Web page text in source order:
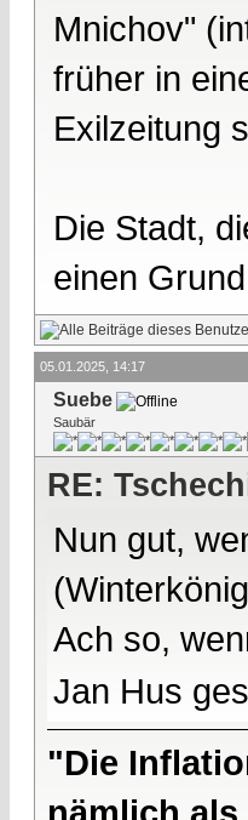
Mnichov"
früher in
Exilzeitung
Die Stadt,
einen
05.01.2025, 14:17
Suebe
Saubär
RE:
Nun gut,
Ach so,
Jan Hus
"Die